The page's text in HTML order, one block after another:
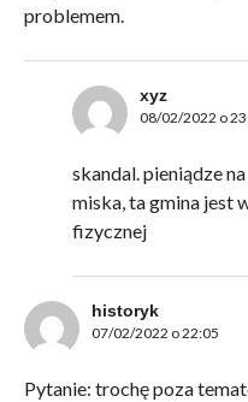
problemem.
xyz
08/02/2022 o
skandal. pieniądze
miska, ta gmina jest
fizycznej
historyk
07/02/2022 o 22:05
Pytanie: trochę poza